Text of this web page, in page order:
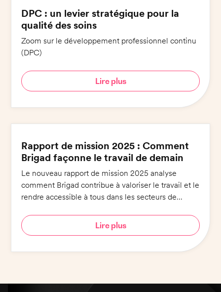
DPC : un levier stratégique pour la
qualité des soins
Zoom sur le développement professionnel continu
(DPC)
Lire plus
Rapport de mission 2025 : Comment
Brigad façonne le travail de demain
Le nouveau rapport de mission 2025 analyse
comment Brigad contribue à valoriser le travail et le
rendre accessible à tous dans les secteurs de
Lire plus